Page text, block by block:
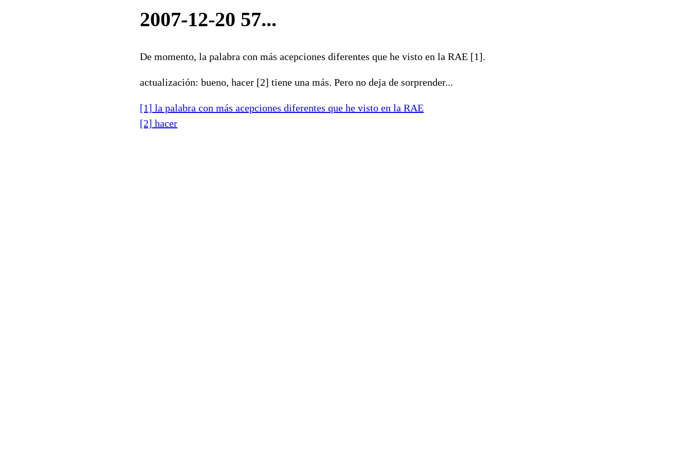
2007-12-20 57...
De momento, la palabra con más acepciones diferentes que he visto en la RAE [1].
actualización: bueno, hacer [2] tiene una más. Pero no deja de sorprender...
[1] la palabra con más acepciones diferentes que he visto en la RAE
[2] hacer